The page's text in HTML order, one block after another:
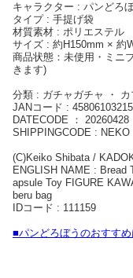
キャラクター : パンどろ
タイプ : 手提げ袋
材質素材 : ポリエステル
サイズ : 約H150mm × 約
商品状態：未使用・ミニ
きます)
分類 : ガチャガチャ ・ カ
JANコード :
DATECODE ： 20260428
SHIPPINGCODE : NEKO
(C)Keiko Shibata /
ENGLISH NAME : Bread
apsule Toy FIGURE
beru bag
IDコード : 111159
■パンどろぼうのおすす